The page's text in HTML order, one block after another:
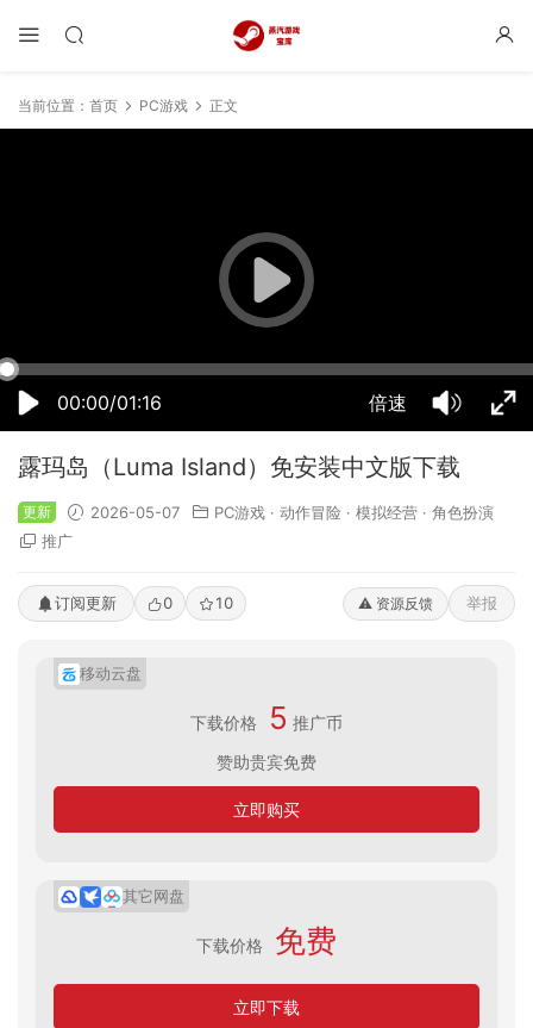
当前位置： 首页 PC游戏 正文
00:00/01:16 倍速
50% 75% 100%
露玛岛（Luma Island）免安装中文版下载
更新 2026-05-07 PC游戏 · 动作冒险 · 模拟经营 · 角色扮演
推广
订阅更新 0 10 ⚠️ 资源反馈 举报
移动云盘
下载价格 5 推广币
赞助贵宾免费
立即购买
其它网盘
下载价格 免费
立即下载